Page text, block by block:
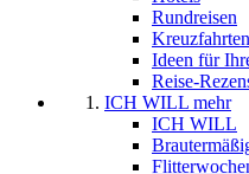
Rundreisen
Kreuzfahrten
Ideen für
Reise-
ICH WILL mehr
ICH WILL